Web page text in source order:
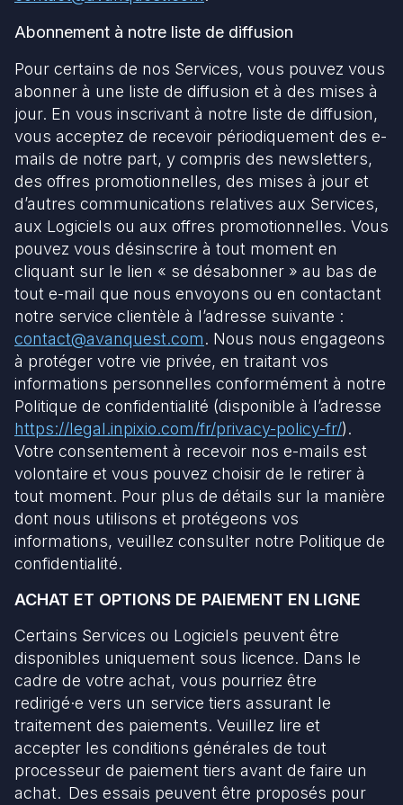
Abonnement à notre liste de diffusion
Pour certains de nos Services, vous pouvez vous
abonner à une liste de diffusion et à des mises à
jour. En vous inscrivant à notre liste de diffusion,
vous acceptez de recevoir périodiquement des e-
mails de notre part, y compris des newsletters,
des offres promotionnelles, des mises à jour et
d’autres communications relatives aux Services,
aux Logiciels ou aux offres promotionnelles. Vous
pouvez vous désinscrire à tout moment en
cliquant sur le lien « se désabonner » au bas de
tout e-mail que nous envoyons ou en contactant
notre service clientèle à l’adresse suivante :
contact@avanquest.com. Nous nous engageons
à protéger votre vie privée, en traitant vos
informations personnelles conformément à notre
Politique de confidentialité (disponible à l’adresse
https://legal.inpixio.com/fr/privacy-policy-fr/).
Votre consentement à recevoir nos e-mails est
volontaire et vous pouvez choisir de le retirer à
tout moment. Pour plus de détails sur la manière
dont nous utilisons et protégeons vos
informations, veuillez consulter notre Politique de
confidentialité.
ACHAT ET OPTIONS DE PAIEMENT EN LIGNE
Certains Services ou Logiciels peuvent être
disponibles uniquement sous licence. Dans le
cadre de votre achat, vous pourriez être
redirigé·e vers un service tiers assurant le
traitement des paiements. Veuillez lire et
accepter les conditions générales de tout
processeur de paiement tiers avant de faire un
achat. Des essais peuvent être proposés pour